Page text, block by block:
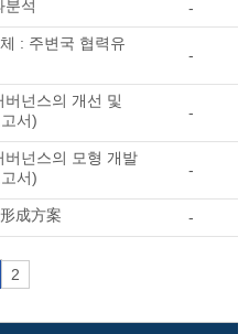
분석 -
: 주변국 협력유
-
버넌스의 개선 및
서)
-
버넌스의 모형 개발
서)
-
成方案 -
2